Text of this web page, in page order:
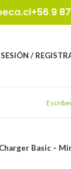
+56 9
/
Basic –